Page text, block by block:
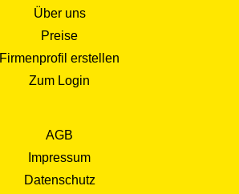
Über uns
Preise
Firmenprofil erstellen
Zum Login
AGB
Impressum
Datenschutz